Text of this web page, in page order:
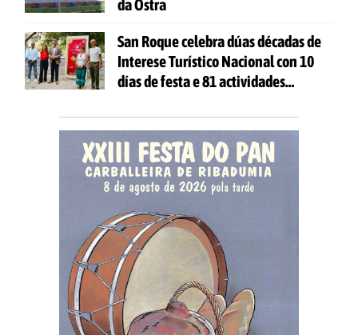
da Ostra
San Roque celebra dúas décadas de
Interese Turístico Nacional con 10
días de festa e 81 actividades